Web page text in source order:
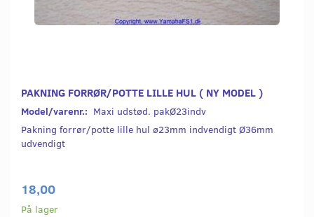
PAKNING FORRØR/POTTE LILLE HUL ( NY MODEL )
Model/varenr.: Maxi udstød. pakØ23indv
Pakning forrør/potte lille hul ø23mm indvendigt Ø36mm
udvendigt
18,00
På lager